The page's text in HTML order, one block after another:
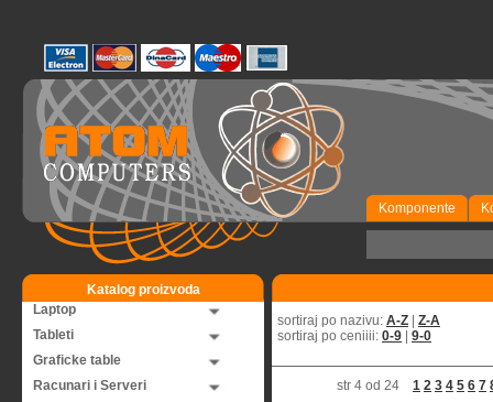
Komponente
Katalog proizvoda
Laptop
Tableti
Graficke table
Racunari i Serveri
sortiraj po nazivu: A-Z
Z-A
sortiraj po ceniiii: 0-9 9-0
str 4 od 24 1 2 3 4 5 6 7